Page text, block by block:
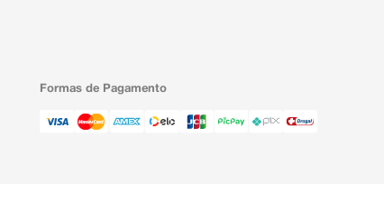
Formas de Pagamento